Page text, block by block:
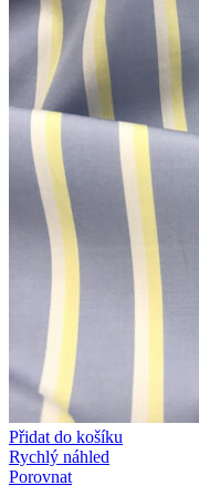
Přidat do košíku
Rychlý náhled
Porovnat